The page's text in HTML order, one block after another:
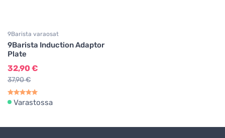
9Barista varaosat
9Barista Induction Adaptor
Plate
32,90 €
37,90 €
Varastossa